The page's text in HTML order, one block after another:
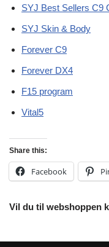
SYJ Best Sellers C9
SYJ Skin & Body
Forever C9
Forever DX4
F15 program
Vital5
Share this:
Facebook
Vil du til webshoppen